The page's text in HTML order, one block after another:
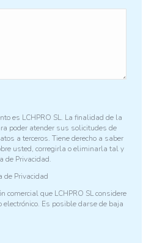
es LCHPRO SL. La finalidad de la
poder atender sus solicitudes de
a terceros. Tiene derecho a saber
usted, corregirla o eliminarla tal y
de Privacidad.
de Privacidad
comercial que LCHPRO SL considere
electrónico. Es posible darse de baja